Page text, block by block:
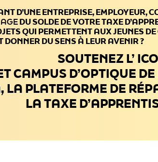
D’UNE ENTREPRISE, EMPLOYEUR,
DU SOLDE DE VOTRE TAXE
QUI PERMETTENT AUX JEUNES
DONNER DU SENS À LEUR AVENIR ?
SOUTENEZ L’
CAMPUS D’OPTIQUE
LA PLATEFORME DE
LA TAXE